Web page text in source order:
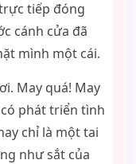
tiếp đóng
cánh cửa đã
mình một cái.
May quá! May
phát triển tình
chỉ là một tai
như sắt của